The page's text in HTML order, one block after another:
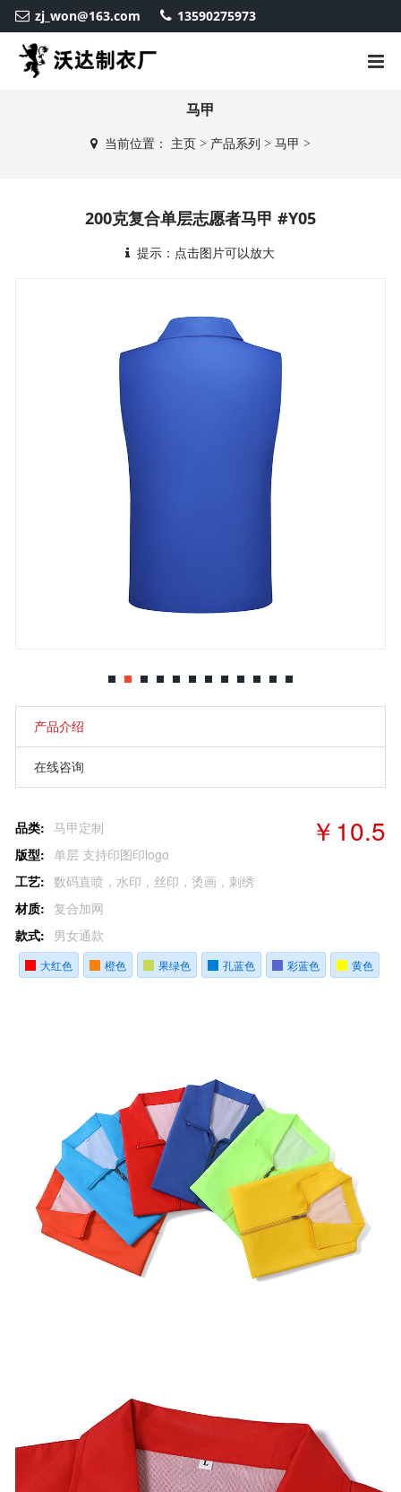
zj_won@163.com 13590275973
马甲
当前位置： 主页> 产品系列 > 马甲 >
200克复合单层志愿者马甲 #Y05
提示：点击图片可以放大
产品介绍
在线咨询
品类: 马甲定制
版型: 单层 支持印图印logo
工艺: 数码直喷，水印，丝印，烫画，刺绣
材质: 复合加网
款式: 男女通款
￥10.5
大红色 橙色 果绿色 孔蓝色 彩蓝色 黄色